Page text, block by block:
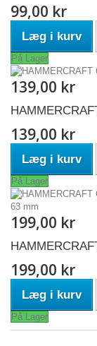
99,00 kr
Læg i kurv
På Lager
139,00 kr
139,00 kr
Læg i kurv
På Lager
199,00 kr
199,00 kr
Læg i kurv
På Lager